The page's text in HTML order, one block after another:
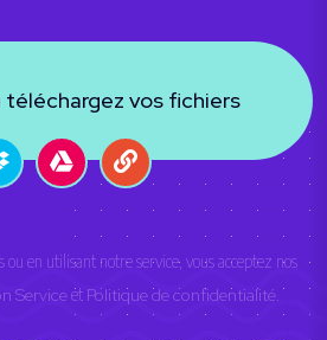
téléchargez vos fichiers
ou en utilisant notre service, vous acceptez nos
Serviceet Politique de confidentialité.